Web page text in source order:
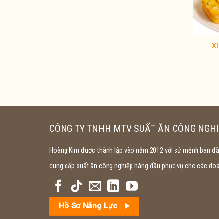
CÔNG TY TNHH MTV SUẤT ĂN CÔNG
Hoàng Kim được thành lập vào năm 2012 với sứ mệnh ban
cung cấp suất ăn công nghiệp hàng đầu phục vụ cho các
Hồ Sơ Năng Lực